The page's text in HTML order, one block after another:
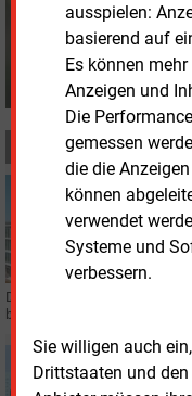
ausspielen:
basierend auf
Es können
Anzeigen und
Die
gemessen
die die
können
verwendet
Systeme und
verbessern.
Sie willigen auch
Drittstaaten und den
E&M
Die deutsch-schweizerische
beim Gewinn und Absatz von
BILANZ